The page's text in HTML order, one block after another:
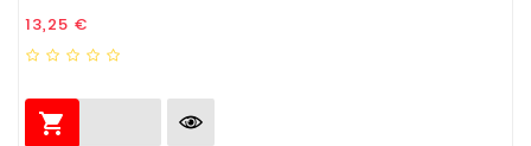
Prezzo
13,25 €
